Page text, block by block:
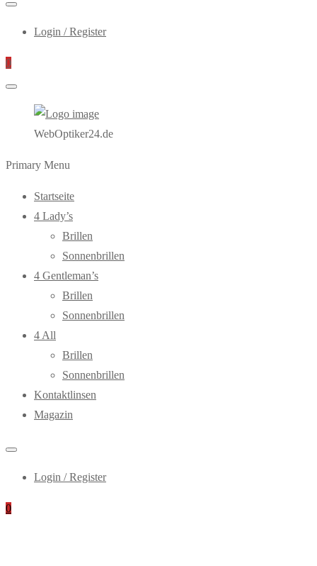
Login / Register
0
WebOptiker24.de
Primary Menu
Startseite
4 Lady’s
Brillen
Sonnenbrillen
4 Gentleman’s
Brillen
Sonnenbrillen
4 All
Brillen
Sonnenbrillen
Kontaktlinsen
Magazin
Login / Register
0